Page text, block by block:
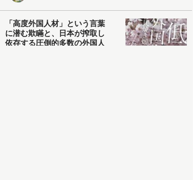
「高度外国人材」という言葉
に潜む欺瞞と、日本が搾取し
依存する圧倒的多数の外国人